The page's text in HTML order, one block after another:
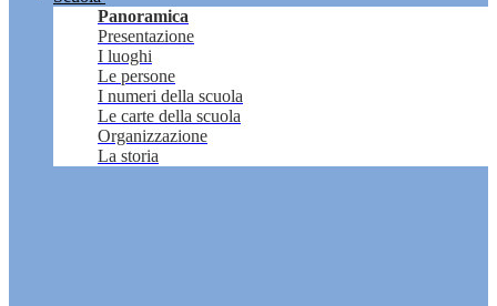
Panoramica
Presentazione
I luoghi
Le persone
I numeri della scuola
Le carte della scuola
Organizzazione
La storia